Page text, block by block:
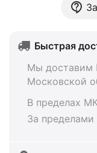
Быстрая
Мы доставим
Московской
В пределах
За